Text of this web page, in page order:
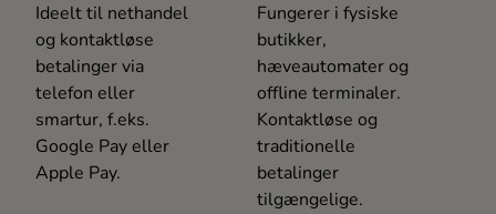
Ideelt til nethandel
og kontaktløse
betalinger via
telefon eller
smartur, f.eks.
Google Pay eller
Apple Pay.
Fungerer i fysiske
butikker,
hæveautomater og
offline terminaler.
Kontaktløse og
traditionelle
betalinger
tilgængelige.